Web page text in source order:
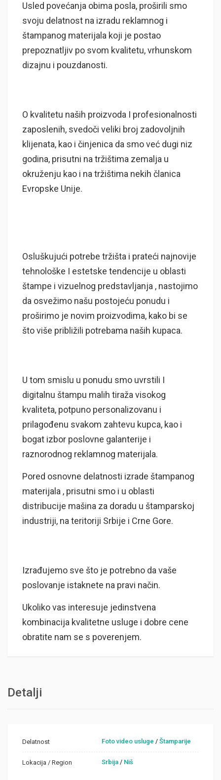
Usled povećanja obima posla, proširili smo
svoju delatnost na izradu reklamnog i
štampanog materijala koji je postao
prepoznatljiv po svom kvalitetu, vrhunskom
dizajnu i pouzdanosti.
O kvalitetu naših proizvoda I profesionalnosti
zaposlenih, svedoči veliki broj zadovoljnih
klijenata, kao i činjenica da smo već dugi niz
godina, prisutni na tržištima zemalja u
okruženju kao i na tržištima nekih članica
Evropske Unije.
Osluškujući potrebe tržišta i prateći najnovije
tehnološke I estetske tendencije u oblasti
štampe i vizuelnog predstavljanja , nastojimo
da osvežimo našu postojeću ponudu i
proširimo je novim proizvodima, kako bi se
što više približili potrebama naših kupaca.
U tom smislu u ponudu smo uvrstili I
digitalnu štampu malih tiraža visokog
kvaliteta, potpuno personalizovanu i
prilagođenu svakom zahtevu kupca, kao i
bogat izbor poslovne galanterije i
raznorodnog reklamnog materijala.
Pored osnovne delatnosti izrade štampanog
materijala , prisutni smo i u oblasti
distribucije mašina za doradu u štamparskoj
industriji, na teritoriji Srbije i Crne Gore.
Izrađujemo sve što je potrebno da vaše
poslovanje istaknete na pravi način.
Ukoliko vas interesuje jedinstvena
kombinacija kvalitetne usluge i dobre cene
obratite nam se s poverenjem.
Detalji
Delatnost Foto video usluge /Štamparije
Lokacija / Region Srbija / Niš